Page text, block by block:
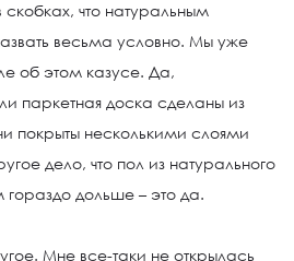
скобках, что натуральным
весьма условно. Мы уже
об этом казусе. Да,
паркетная доска сделаны из
покрыты несколькими слоями
дело, что пол из натурального
дольше – это да.
Мне все-таки не открылась